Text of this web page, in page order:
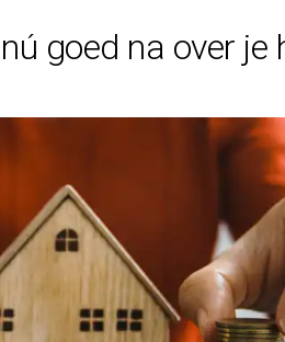
goed na over je